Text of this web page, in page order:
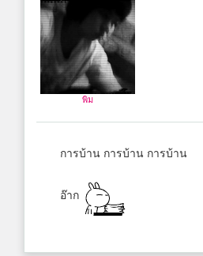
พิม
การบ้าน การบ้าน การบ้าน
อ๊าก